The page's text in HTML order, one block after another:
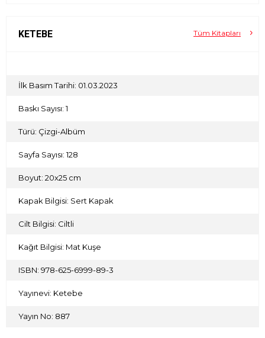
kendisiyle, ötekiyle ve eşyayla belli bir kültürel çerçevenin
başa, yüz yüze kalacaktır.
Cemal Şakar
KETEBE Tüm Kitapları
İlk Basım Tarihi: 01.03.2023
Baskı Sayısı: 1
Türü: Çizgi-Albüm
Sayfa Sayısı: 128
Boyut: 20x25 cm
Kapak Bilgisi: Sert Kapak
Cilt Bilgisi: Ciltli
Kağıt Bilgisi: Mat Kuşe
ISBN: 978-625-6999-89-3
Yayınevi: Ketebe
Yayın No: 887